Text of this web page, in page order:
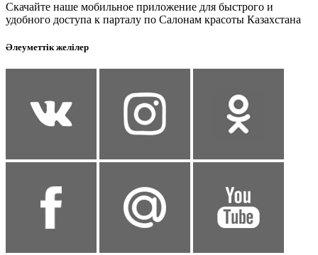
Скачайте наше мобильное приложение для быстрого и
удобного доступа к парталу по Салонам красоты Казахстана
Әлеуметтік желілер